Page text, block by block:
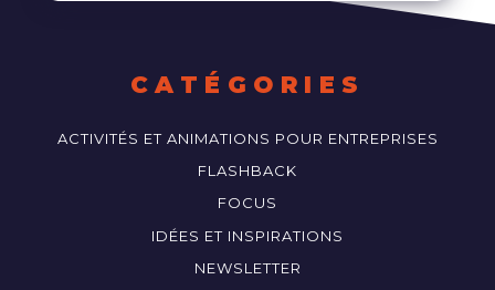
CATÉGORIES
ACTIVITÉS ET ANIMATIONS POUR ENTREPRISES
FLASHBACK
FOCUS
IDÉES ET INSPIRATIONS
NEWSLETTER